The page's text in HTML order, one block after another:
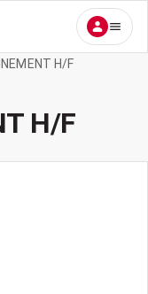
H/F
H/F